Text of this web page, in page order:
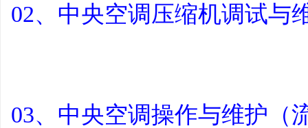
02、中央空调压缩机调试与
03、中央空调操作与维护（